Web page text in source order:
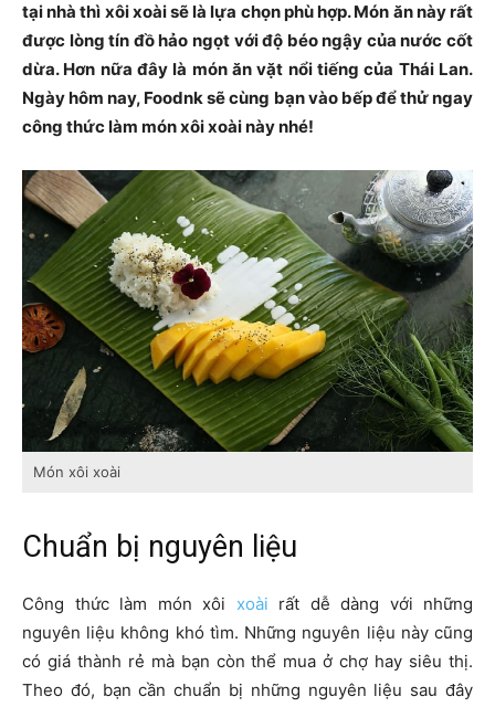
tại nhà thì xôi xoài sẽ là lựa chọn phù hợp. Món ăn này rất
được lòng tín đồ hảo ngọt với độ béo ngậy của nước cốt
dừa. Hơn nữa đây là món ăn vặt nổi tiếng của Thái Lan.
Ngày hôm nay, Foodnk sẽ cùng bạn vào bếp để thử ngay
công thức làm món xôi xoài này nhé!
Món xôi xoài
Chuẩn bị nguyên liệu
Công thức làm món xôi xoài rất dễ dàng với những
nguyên liệu không khó tìm. Những nguyên liệu này cũng
có giá thành rẻ mà bạn còn thể mua ở chợ hay siêu thị.
Theo đó, bạn cần chuẩn bị những nguyên liệu sau đây